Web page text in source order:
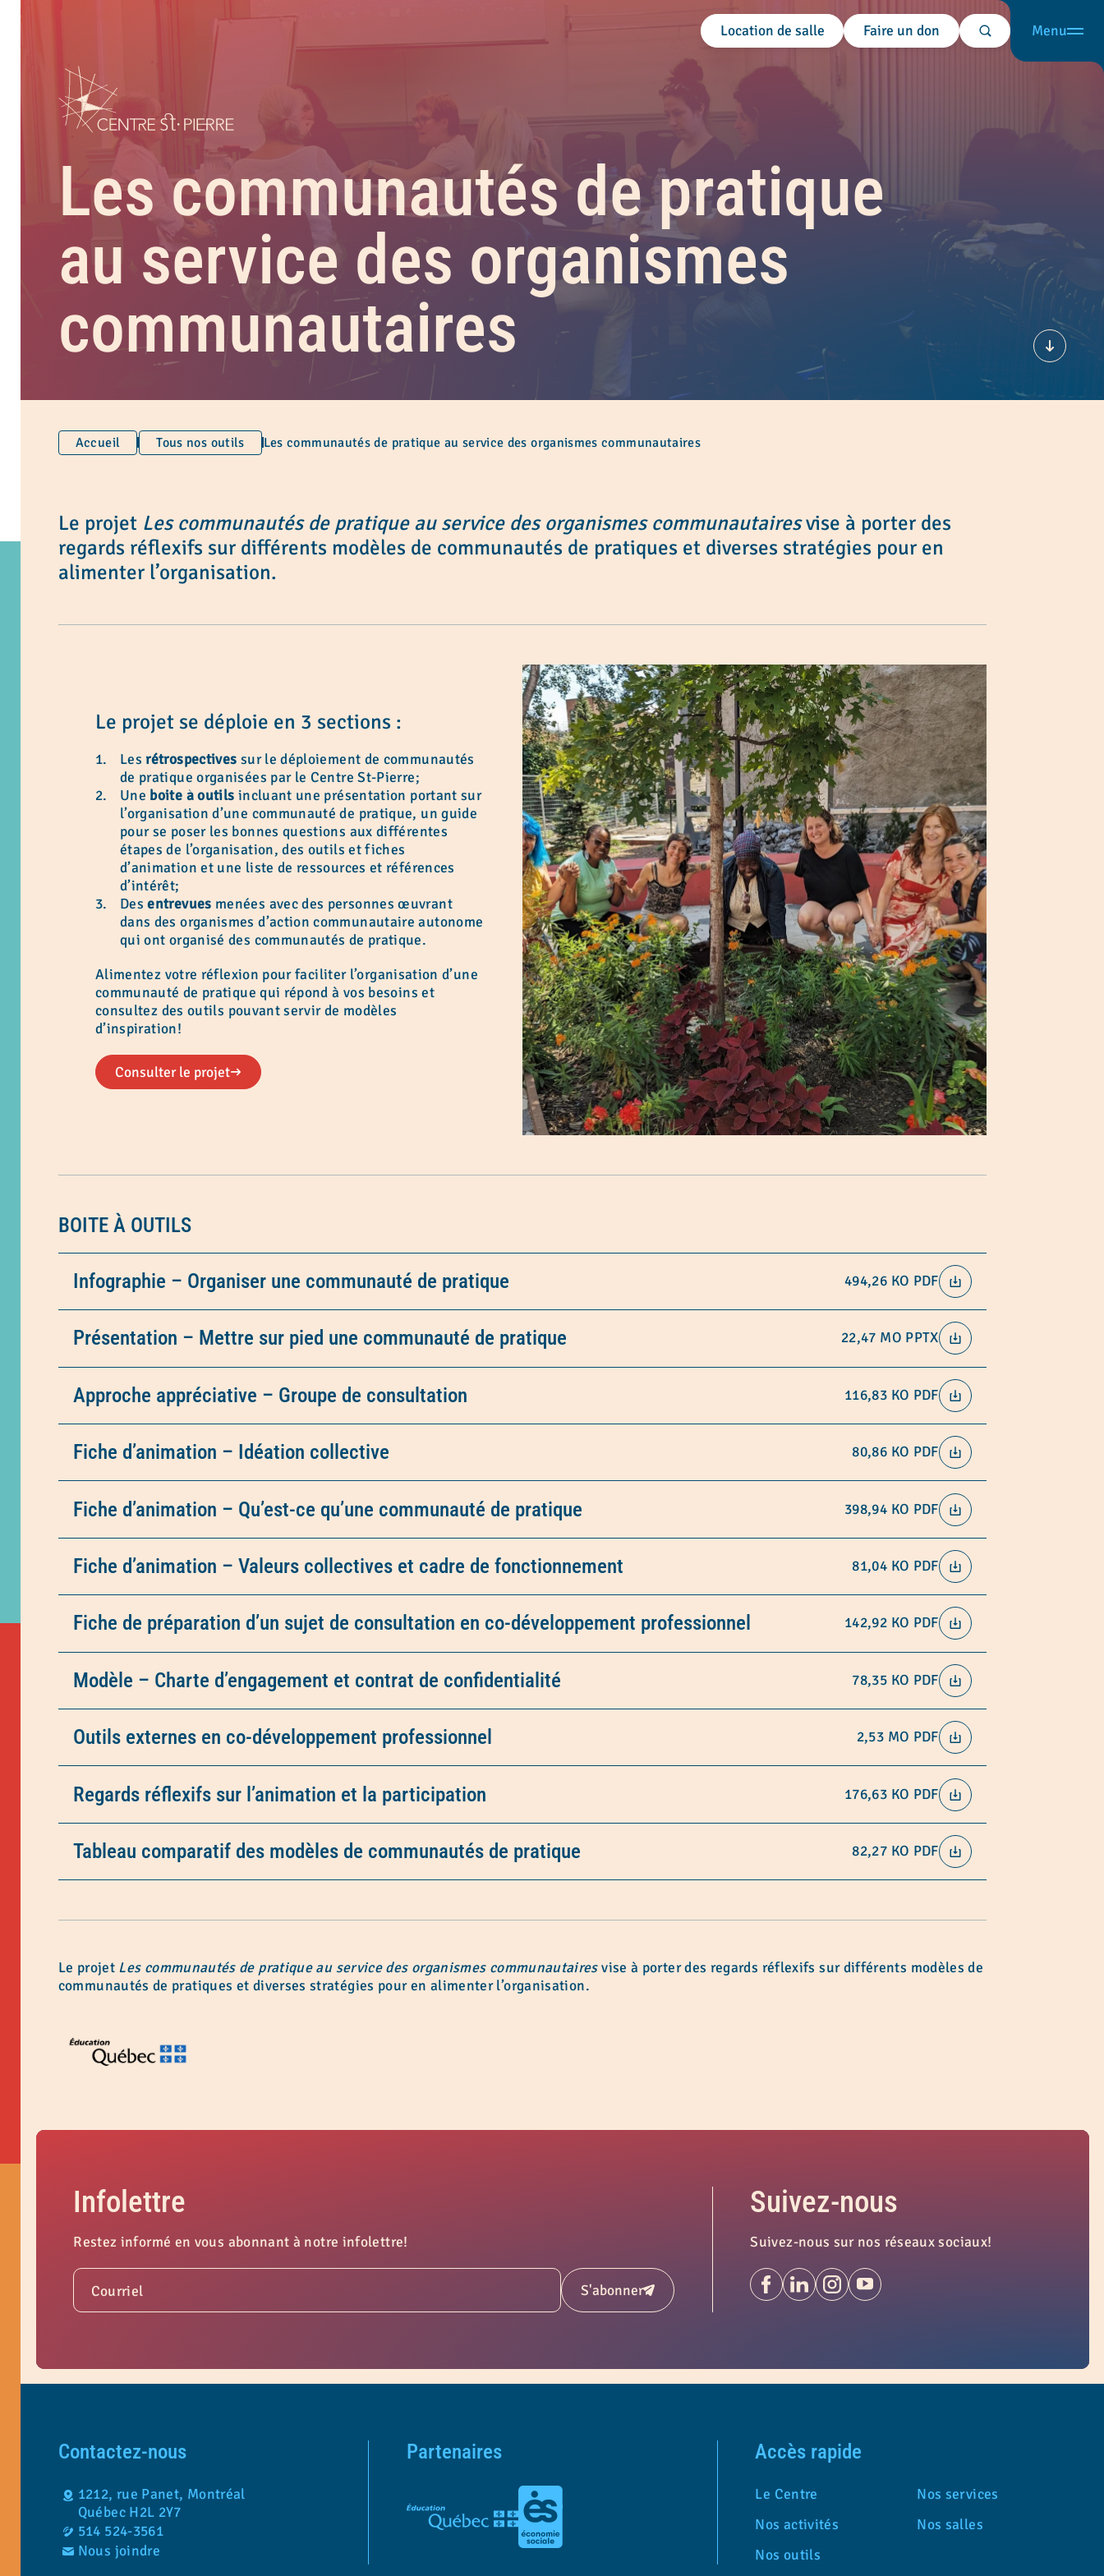
Location de salle Faire un don Rechercher
Menu
Les communautés de pratique
au service des organismes
communautaires
Défiler
Accueil Tous nos outils Les communautés de pratique au service des organismes communautaires
Le projet Les communautés de pratique au service des organismes communautairesvise à porter des
regards réflexifs sur différents modèles de communautés de pratiques et diverses stratégies pour en
alimenter l’organisation.
Le projet se déploie en 3 sections :
Les rétrospectives sur le déploiement de communautés
de pratique organisées par le Centre St-Pierre;
Une boite à outils incluant une présentation portant sur
l’organisation d’une communauté de pratique, un guide
pour se poser les bonnes questions aux différentes
étapes de l’organisation, des outils et fiches
d’animation et une liste de ressources et références
d’intérêt;
Desentrevues menées avec des personnes œuvrant
dans des organismes d’action communautaire autonome
qui ont organisé des communautés de pratique.
Alimentez votre réflexion pour faciliter l’organisation d’une
communauté de pratique qui répond à vos besoins et
consultez des outils pouvant servir de modèles
d’inspiration!
Consulter le projet
BOITE À OUTILS
Infographie – Organiser une communauté de pratique 494,26 KO PDF
Présentation – Mettre sur pied une communauté de pratique 22,47 MO PPTX
Approche appréciative – Groupe de consultation 116,83 KO PDF
Fiche d’animation – Idéation collective 80,86 KO PDF
Fiche d’animation – Qu’est-ce qu’une communauté de pratique 398,94 KO PDF
Fiche d’animation – Valeurs collectives et cadre de fonctionnement 81,04 KO PDF
Fiche de préparation d’un sujet de consultation en co-développement professionnel 142,92 KO PDF
Modèle – Charte d’engagement et contrat de confidentialité 78,35 KO PDF
Outils externes en co-développement professionnel 2,53 MO PDF
Regards réflexifs sur l’animation et la participation 176,63 KO PDF
Tableau comparatif des modèles de communautés de pratique 82,27 KO PDF
Le projet Les communautés de pratique au service des organismes communautairesvise à porter des regards réflexifs sur différents modèles de
communautés de pratiques et diverses stratégies pour en alimenter l’organisation.
Infolettre
Restez informé en vous abonnant à notre infolettre!
Courriel S'abonnerSoumettre
Suivez-nous
Suivez-nous sur nos réseaux sociaux!
Contactez-nous
1212, rue Panet, Montréal
Québec H2L 2Y7
514 524-3561
Nous joindre
Partenaires Accès rapide
Le Centre
Nos services
Nos activités
Nos salles
Nos outils